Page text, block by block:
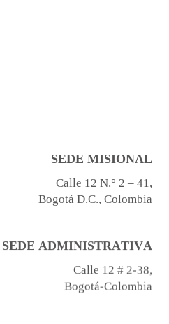
SEDE MISIONAL
Calle 12 N.° 2 – 41,
Bogotá D.C., Colombia
SEDE ADMINISTRATIVA
Calle 12 # 2-38,
Bogotá-Colombia